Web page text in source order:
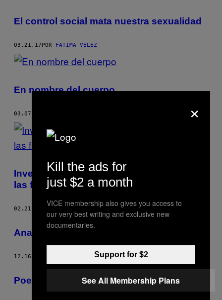
El control social mata nuestra sexualidad
03.21.17POR FÁTIMA VÉLEZ
En nombre del cuerpo
03.07.17
Inventemos una máquina para acabar con
las fronteras
02.21.17
Analfabetas de emociones
12.16.16 FÁTIMA VÉLEZ
Poesía de la propaganda
×
Kill the ads for
just $2 a month
VICE membership also gives you access to
our very best writing and exclusive new
documentaries.
Support for $2
See All Membership Plans